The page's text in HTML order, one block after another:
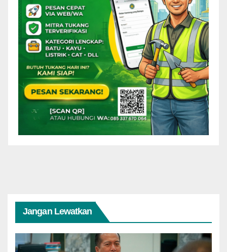
Jangan Lewatkan